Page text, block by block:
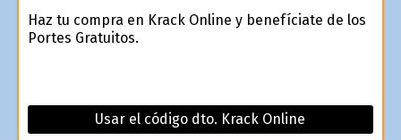
Haz tu compra en Krack Online y benefíciate de los
Portes Gratuitos.
Usar el código dto. Krack Online